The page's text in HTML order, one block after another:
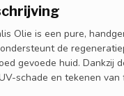
Olie is een pure,
de
gevoede huid.
schade en tekenen van